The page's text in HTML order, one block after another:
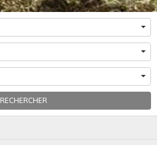
RECHERCHER